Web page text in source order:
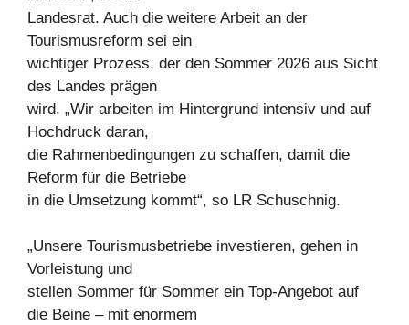
Landesrat. Auch die weitere Arbeit an der
Tourismusreform sei ein
wichtiger Prozess, der den Sommer 2026 aus Sicht
des Landes prägen
wird. „Wir arbeiten im Hintergrund intensiv und auf
Hochdruck daran,
die Rahmenbedingungen zu schaffen, damit die
Reform für die Betriebe
in die Umsetzung kommt“, so LR Schuschnig.
„Unsere Tourismusbetriebe investieren, gehen in
Vorleistung und
stellen Sommer für Sommer ein Top-Angebot auf
die Beine – mit enormem